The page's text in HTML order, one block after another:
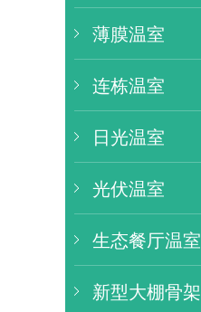
薄膜温室
连栋温室
日光温室
光伏温室
生态餐厅温室
新型大棚骨架